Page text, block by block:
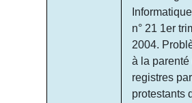
n° 21 1er
2004.
à la parenté
registres
protestants